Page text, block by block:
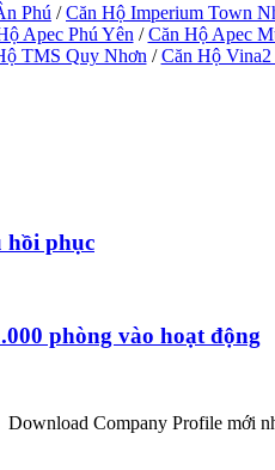
Phú /Căn Hộ Imperium Town
Apec Phú Yên /Căn Hộ Apec
TMS Quy Nhơn /Căn Hộ Vina2
hồi phục
phòng vào hoạt động
Download Company Profile mới